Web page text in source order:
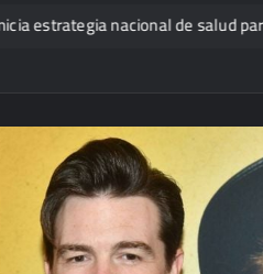
nacional de salud para